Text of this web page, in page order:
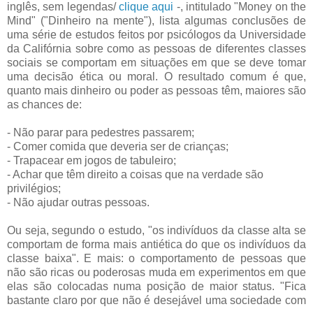
inglês, sem legendas/clique aqui -, intitulado "Money on the
Mind" ("Dinheiro na mente"), lista algumas conclusões de
uma série de estudos feitos por psicólogos da Universidade
da Califórnia sobre como as pessoas de diferentes classes
sociais se comportam em situações em que se deve tomar
uma decisão ética ou moral. O resultado comum é que,
quanto mais dinheiro ou poder as pessoas têm, maiores são
as chances de:
- Não parar para pedestres passarem;
- Comer comida que deveria ser de crianças;
- Trapacear em jogos de tabuleiro;
- Achar que têm direito a coisas que na verdade são
privilégios;
- Não ajudar outras pessoas.
Ou seja, segundo o estudo, "os indivíduos da classe alta se
comportam de forma mais antiética do que os indivíduos da
classe baixa". E mais: o comportamento de pessoas que
não são ricas ou poderosas muda em experimentos em que
elas são colocadas numa posição de maior status. "Fica
bastante claro por que não é desejável uma sociedade com